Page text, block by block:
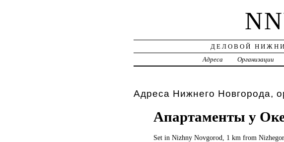
ДЕЛОВОЙ
Адреса
Организации
Адреса Нижнего Новгорода,
Апартаменты у
Set in Nizhny Novgorod, 1 km from